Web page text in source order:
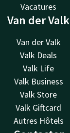
Vacatures
Van der Valk
Van der Valk
Valk Deals
Valk Life
Valk Business
Valk Store
Valk Giftcard
Autres Hôtels